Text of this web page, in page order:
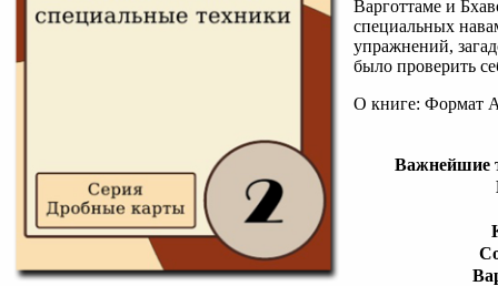
Варготтаме и
специальных
упражнений,
было проверить
О книге: Формат
Важнейшие